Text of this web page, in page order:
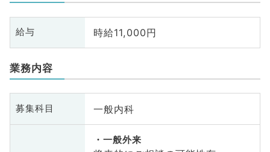
給与 時給11,000円
業務内容
募集科目 一般内科
一般外来